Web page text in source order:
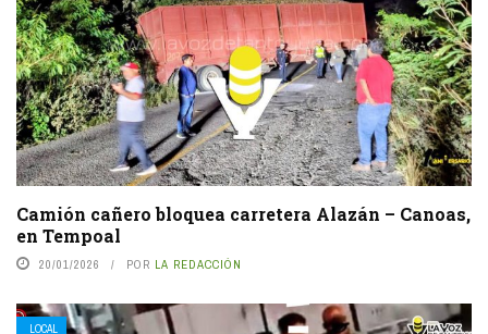
Camión cañero bloquea carretera Alazán – Canoas,
en Tempoal
20/01/2026 POR LA REDACCIÓN
LOCAL